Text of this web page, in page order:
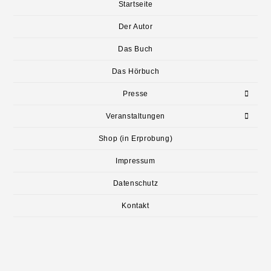
Startseite
Der Autor
Das Buch
Das Hörbuch
Presse
Veranstaltungen
Shop (in Erprobung)
Impressum
Datenschutz
Kontakt